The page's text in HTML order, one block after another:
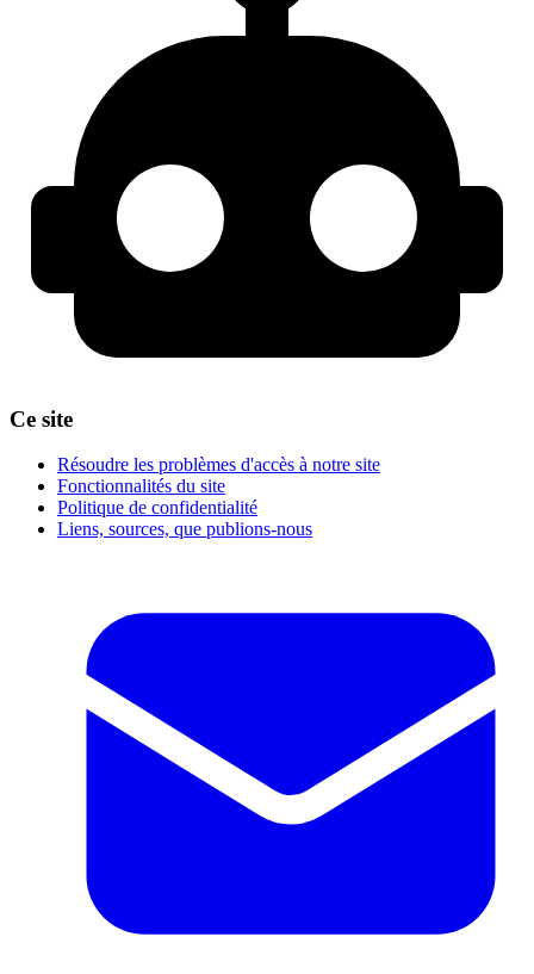
Ce site
Résoudre les problèmes d'accès à notre site
Fonctionnalités du site
Politique de confidentialité
Liens, sources, que publions-nous